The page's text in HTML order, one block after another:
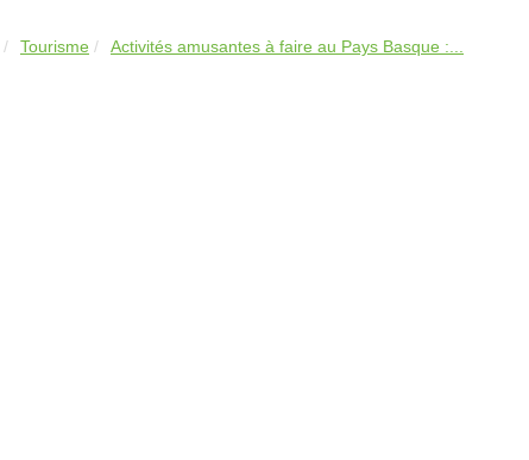
Tourisme Activités amusantes à faire au Pays Basque :...